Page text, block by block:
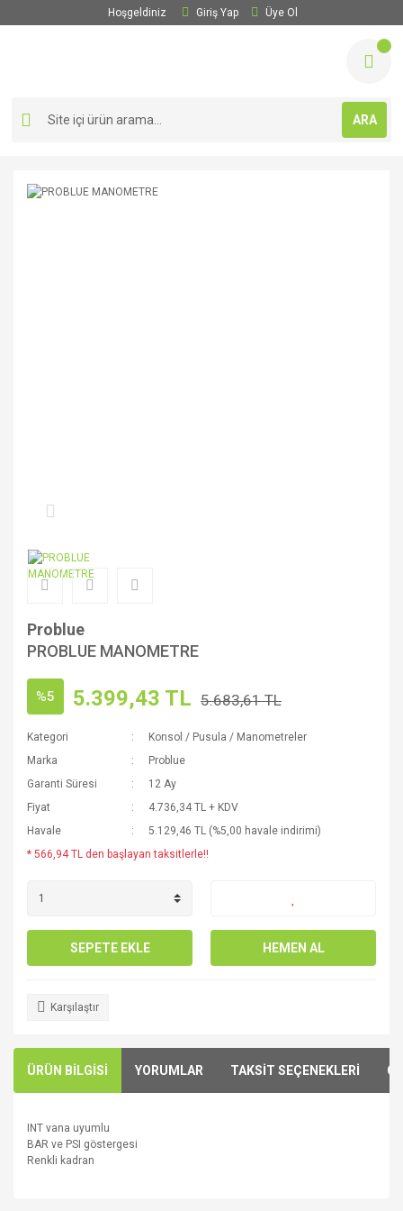
Hoşgeldiniz Giriş Yap Üye Ol
ARA
Problue
PROBLUE MANOMETRE
%5 5.399,43 TL 5.683,61 TL
Kategori
Konsol / Pusula / Manometreler
Marka
Problue
Garanti Süresi
12 Ay
Fiyat
4.736,34 TL + KDV
Havale
5.129,46 TL (%5,00 havale indirimi)
* 566,94 TL den başlayan taksitlerle!!
SEPETE EKLE HEMEN AL
Karşılaştır
ÜRÜN BİLGİSİ YORUMLAR TAKSİT SEÇENEKLERİ
INT vana uyumlu
BAR ve PSI göstergesi
Renkli kadran